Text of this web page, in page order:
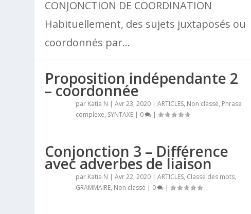
CONJONCTION DE COORDINATION
Habituellement, des sujets juxtaposés ou
coordonnés par...
Proposition indépendante 2
– coordonnée
par Katia N |Avr 23, 2020 |ARTICLES, Non classé, Phrase
complexe, SYNTAXE | 0 |
Conjonction 3 – Différence
avec adverbes de liaison
par Katia N |Avr 22, 2020 |ARTICLES, Classe des mots,
GRAMMAIRE, Non classé | 0 |